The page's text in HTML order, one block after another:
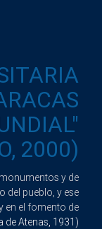
2000)
y de
del pueblo, y ese
en el fomento de
de Atenas, 1931)